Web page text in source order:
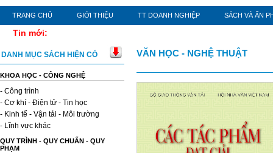
TRANG CHỦ GIỚI THIỆU TT DOANH NGHIỆP SÁCH VÀ ẤN
Tin mới:
DANH MỤC SÁCH HIỆN CÓ
KHOA HỌC - CÔNG NGHỆ
- Công trình
- Cơ khí - Điện tử - Tin học
- Kinh tế - Vận tải - Môi trường
- Lĩnh vực khác
QUY TRÌNH - QUY CHUẨN - QUY
PHẠM
VĂN HỌC - NGHỆ THUẬT